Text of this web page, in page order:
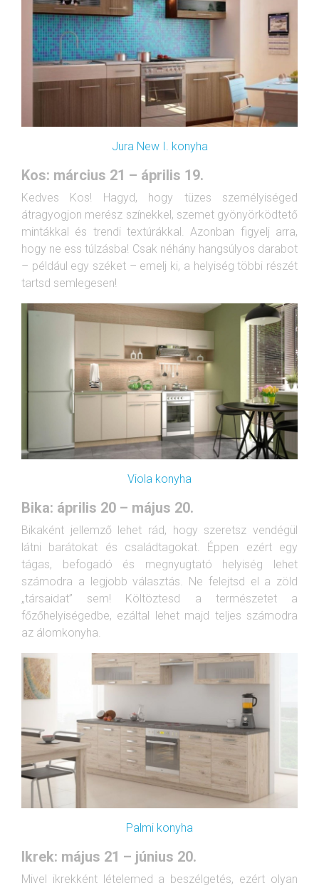
Jura New I. konyha
Kos: március 21 – április 19.
Kedves Kos! Hagyd, hogy tüzes személyiséged
átragyogjon merész színekkel, szemet gyönyörködtető
mintákkal és trendi textúrákkal. Azonban figyelj arra,
hogy ne ess túlzásba! Csak néhány hangsúlyos darabot
– például egy széket – emelj ki, a helyiség többi részét
tartsd semlegesen!
Viola konyha
Bika: április 20 – május 20.
Bikaként jellemző lehet rád, hogy szeretsz vendégül
látni barátokat és családtagokat. Éppen ezért egy
tágas, befogadó és megnyugtató helyiség lehet
számodra a legjobb választás. Ne felejtsd el a zöld
„társaidat” sem! Költöztesd a természetet a
főzőhelyiségedbe, ezáltal lehet majd teljes számodra
az álomkonyha.
Palmi konyha
Ikrek: május 21 – június 20.
Mivel ikrekként lételemed a beszélgetés, ezért olyan